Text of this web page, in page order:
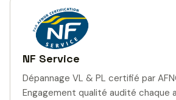
NF Service
Dépannage VL & PL certifié par
Engagement qualité audité chaque